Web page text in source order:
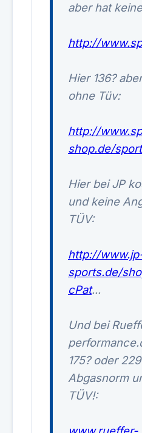
aber hat
http://
Hier 136?
ohne Tüv:
http://
shop.de/
Hier bei JP
und keine
TÜV:
http://
sports.de/
cPat...
Und bei
175? oder
Abgasnorm
TÜV!: